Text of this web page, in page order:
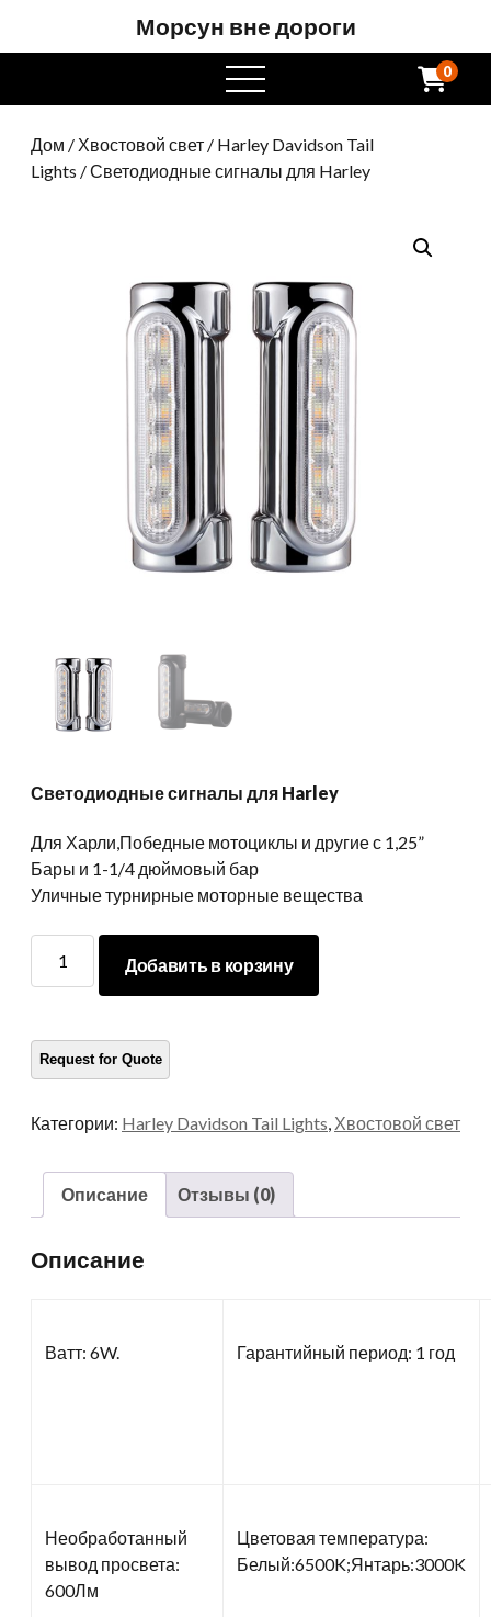
Морсун вне дороги
Открытое
меню
0
Дом / Хвостовой свет / Harley Davidson Tail
Lights / Светодиодные сигналы для Harley
Светодиодные сигналы для Harley
Для Харли,Победные мотоциклы и другие с 1,25”
Бары и 1-1/4 дюймовый бар
Уличные турнирные моторные вещества
сигналы
количество
Добавить в корзину
Категории: Harley Davidson Tail Lights Хвостовой свет
Описание Отзывы (0)
Описание
Ватт: 6W. Гарантийный период: 1 год
Необработанный
вывод просвета:
600Лм
Цветовая температура:
Белый:6500K;Янтарь:3000K